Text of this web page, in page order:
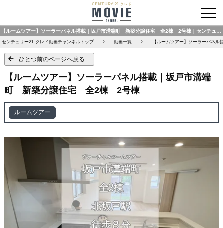
お問い合わせ
センチュリー21 クレド動画チャンネルトップ 動画一覧 【ルームツアー】ソーラーパネ
ひとつ前のページへ戻る
【ルームツアー】ソーラーパネル搭載｜坂戸市溝端
町 新築分譲住宅 全2棟 2号棟
ルームツアー